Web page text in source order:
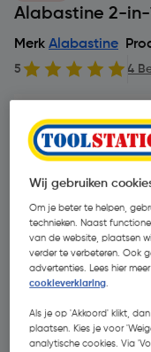
Alabastine 2-in-
Merk Alabastine
5 4
Wij gebruiken
Om je beter te helpen,
technieken. Naast
van de website, plaatsen
verder te verbeteren. Ook
advertenties. Lees hier
cookieverklaring
Als je op 'Akkoord' klikt,
plaatsen. Kies je voor
analytische cookies. Via